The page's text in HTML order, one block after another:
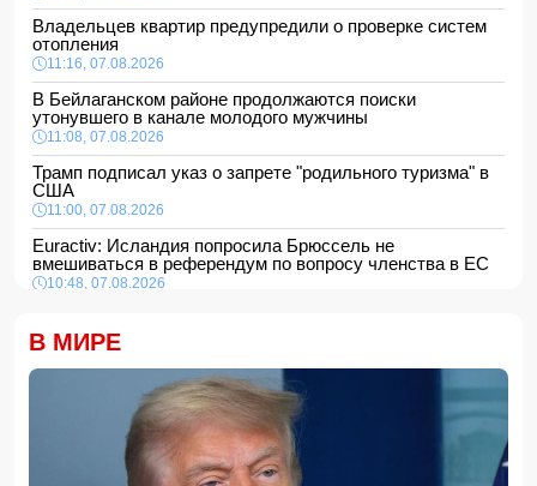
Владельцев квартир предупредили о проверке систем
отопления
11:16, 07.08.2026
В Бейлаганском районе продолжаются поиски
утонувшего в канале молодого мужчины
11:08, 07.08.2026
Трамп подписал указ о запрете "родильного туризма" в
США
11:00, 07.08.2026
Euractiv: Исландия попросила Брюссель не
вмешиваться в референдум по вопросу членства в ЕС
10:48, 07.08.2026
10:28, 07.08.2026
Россия направит в Армению транзитный груз через
территорию Азербайджана
10:10, 07.08.2026
Трамп пока не готов выступить за выдвижение Вэнса
кандидатом в президенты США
В МИРЕ